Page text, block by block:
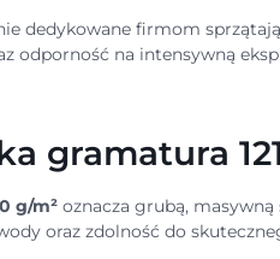
dedykowane firmom
odporność na intensywną
gramatura
g/m²oznacza grubą, masywną
oraz zdolność do